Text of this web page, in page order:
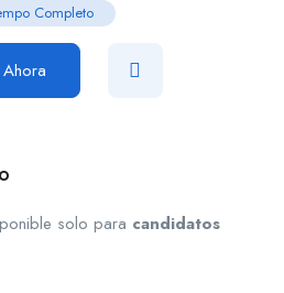
Completo
solo para candidatos